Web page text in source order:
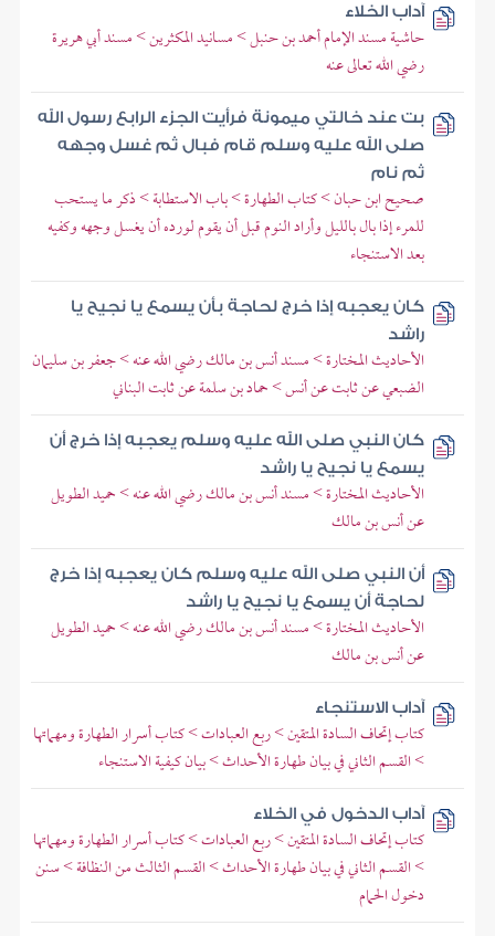
آداب الخلاء
حاشية مسند الإمام أحمد بن حنبل > مسانيد المكثرين > مسند أبي هريرة
رضي الله تعالى عنه
بت عند خالتي ميمونة فرأيت الجزء الرابع رسول الله
صلى الله عليه وسلم قام فبال ثم غسل وجهه
ثم نام
صحيح ابن حبان > كتاب الطهارة > باب الاستطابة > ذكر ما يستحب
للمرء إذا بال بالليل وأراد النوم قبل أن يقوم لورده أن يغسل وجهه وكفيه
بعد الاستنجاء
كان يعجبه إذا خرج لحاجة بأن يسمع يا نجيح يا
راشد
الأحاديث المختارة > مسند أنس بن مالك رضي الله عنه > جعفر بن سليمان
الضبعي عن ثابت عن أنس > حماد بن سلمة عن ثابت البناني
كان النبي صلى الله عليه وسلم يعجبه إذا خرج أن
يسمع يا نجيح يا راشد
الأحاديث المختارة > مسند أنس بن مالك رضي الله عنه > حميد الطويل
عن أنس بن مالك
أن النبي صلى الله عليه وسلم كان يعجبه إذا خرج
لحاجة أن يسمع يا نجيح يا راشد
الأحاديث المختارة > مسند أنس بن مالك رضي الله عنه > حميد الطويل
عن أنس بن مالك
آداب الاستنجاء
كتاب إتحاف السادة المتقين > ربع العبادات > كتاب أسرار الطهارة ومهماتها
> القسم الثاني في بيان طهارة الأحداث > بيان كيفية الاستنجاء
آداب الدخول في الخلاء
كتاب إتحاف السادة المتقين > ربع العبادات > كتاب أسرار الطهارة ومهماتها
> القسم الثاني في بيان طهارة الأحداث > القسم الثالث من النظافة > سنن
دخول الحمام